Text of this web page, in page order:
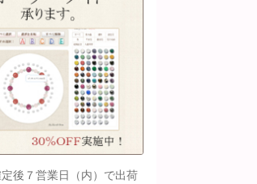
後７営業日（内）で出荷